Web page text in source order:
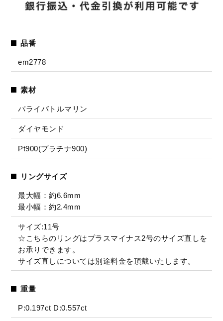
品番
em2778
素材
パライバトルマリン
ダイヤモンド
Pt900(プラチナ900)
リングサイズ
最大幅：約6.6mm
最小幅：約2.4mm
サイズ:11号
☆こちらのリングはプラスマイナス2号のサイズ直しを
お承りできます。
サイズ直しについては別途料金を頂戴いたします。
重量
P:0.197ct D:0.557ct